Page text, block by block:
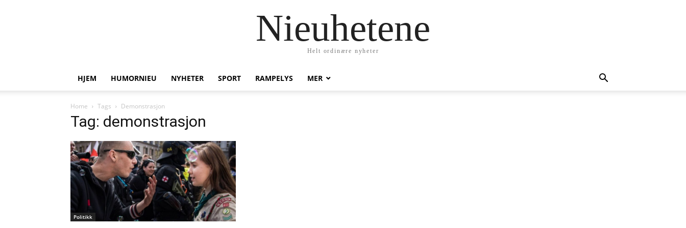
Nieuhetene
Helt ordinære nyheter
HJEM HUMORNIEU NYHETER SPORT RAMPELYS MER
Home Tags Demonstrasjon
Tag: demonstrasjon
Politikk